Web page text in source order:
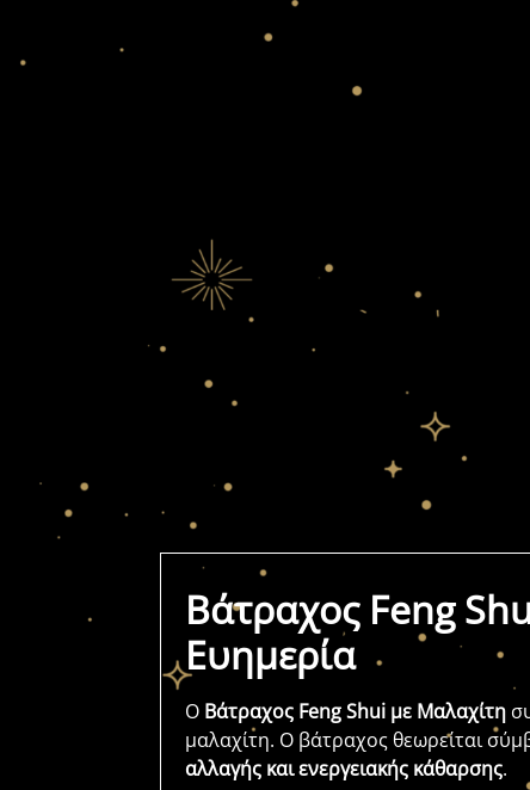
Βάτραχος Feng
Ευημερία
Ο Βάτραχος Feng Shui με Μαλαχίτη
μαλαχίτη. Ο βάτραχος θεωρείται
αλλαγής και ενεργειακής κάθαρσης.